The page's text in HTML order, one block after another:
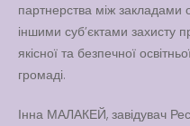
партнерства між закладами
іншими суб’єктами захисту
якісної та безпечної
громаді.
Інна МАЛАКЕЙ, завідувач